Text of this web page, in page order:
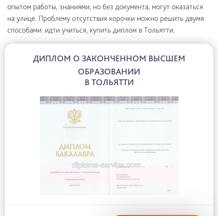
опытом работы, знаниями, но без документа, могут оказаться
на улице. Проблему отсутствия корочки можно решить двумя
способами: идти учиться, купить диплом в Тольятти.
ДИПЛОМ О ЗАКОНЧЕННОМ ВЫСШЕМ
ОБРАЗОВАНИИ
В ТОЛЬЯТТИ